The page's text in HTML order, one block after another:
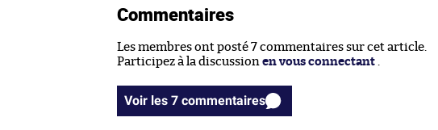
Commentaires
Les membres ont posté 7 commentaires sur cet article.
Participez à la discussion en vous connectant
Voir les 7 commentaires